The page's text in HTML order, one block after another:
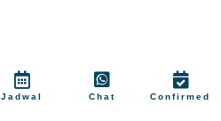
Jadwal Chat Confirmed